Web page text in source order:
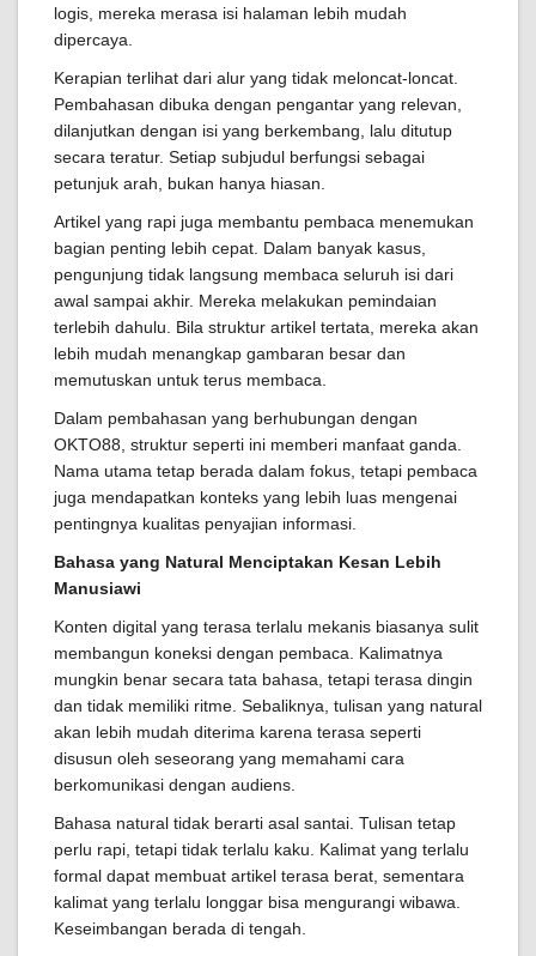
logis, mereka merasa isi halaman lebih mudah
dipercaya.
Kerapian terlihat dari alur yang tidak meloncat-loncat.
Pembahasan dibuka dengan pengantar yang relevan,
dilanjutkan dengan isi yang berkembang, lalu ditutup
secara teratur. Setiap subjudul berfungsi sebagai
petunjuk arah, bukan hanya hiasan.
Artikel yang rapi juga membantu pembaca menemukan
bagian penting lebih cepat. Dalam banyak kasus,
pengunjung tidak langsung membaca seluruh isi dari
awal sampai akhir. Mereka melakukan pemindaian
terlebih dahulu. Bila struktur artikel tertata, mereka akan
lebih mudah menangkap gambaran besar dan
memutuskan untuk terus membaca.
Dalam pembahasan yang berhubungan dengan
OKTO88, struktur seperti ini memberi manfaat ganda.
Nama utama tetap berada dalam fokus, tetapi pembaca
juga mendapatkan konteks yang lebih luas mengenai
pentingnya kualitas penyajian informasi.
Bahasa yang Natural Menciptakan Kesan Lebih
Manusiawi
Konten digital yang terasa terlalu mekanis biasanya sulit
membangun koneksi dengan pembaca. Kalimatnya
mungkin benar secara tata bahasa, tetapi terasa dingin
dan tidak memiliki ritme. Sebaliknya, tulisan yang natural
akan lebih mudah diterima karena terasa seperti
disusun oleh seseorang yang memahami cara
berkomunikasi dengan audiens.
Bahasa natural tidak berarti asal santai. Tulisan tetap
perlu rapi, tetapi tidak terlalu kaku. Kalimat yang terlalu
formal dapat membuat artikel terasa berat, sementara
kalimat yang terlalu longgar bisa mengurangi wibawa.
Keseimbangan berada di tengah.